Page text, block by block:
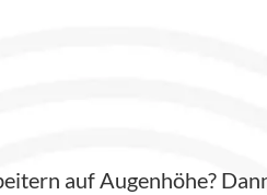
auf Augenhöhe?